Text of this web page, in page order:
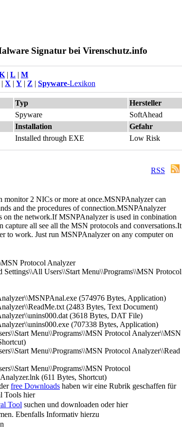
Signatur bei Virenschutz.info
| L | M
| X | Y | Z | Spyware-Lexikon
Typ
Hersteller
Spyware
SoftAhead
Installation
Gefahr
Installed through EXE Low Risk
RSS
monitor 2 NICs or more at once.MSNPAnalyzer can
and the procedures of connection.MSNPAnalyzer
on the network.If MSNPAnalyzer is used in conbination
all see all the MSN protocols and conversations.It
to work. Just run MSNPAnalyzer on any computer on
Protocol Analyzer
Settings\\All Users\\Start Menu\\Programs\\MSN Protocol
(574976 Bytes, Application)
(2483 Bytes, Text Document)
(3618 Bytes, DAT File)
(707338 Bytes, Application)
Menu\\Programs\\MSN Protocol Analyzer\\MSN
Menu\\Programs\\MSN Protocol Analyzer\\Read
Menu\\Programs\\MSN Protocol
(611 Bytes, Shortcut)
free Downloads haben wir eine Rubrik geschaffen für
Tools hier
Tool suchen und downloaden oder hier
Ebenfalls Informativ hierzu